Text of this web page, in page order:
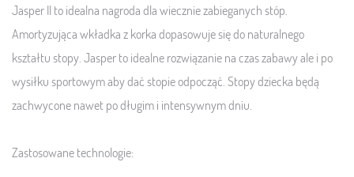
Jasper II to idealna nagroda dla wiecznie zabieganych stóp.
Amortyzująca wkładka z korka dopasowuje się do naturalnego
kształtu stopy. Jasper to idealne rozwiązanie na czas zabawy ale i po
wysiłku sportowym aby dać stopie odpocząć. Stopy dziecka będą
zachwycone nawet po długim i intensywnym dniu.
Zastosowane technologie: